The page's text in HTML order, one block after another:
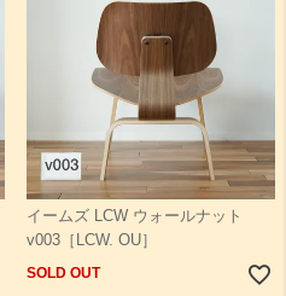
イームズ LCW ウォールナット
v003［LCW. OU］
SOLD OUT